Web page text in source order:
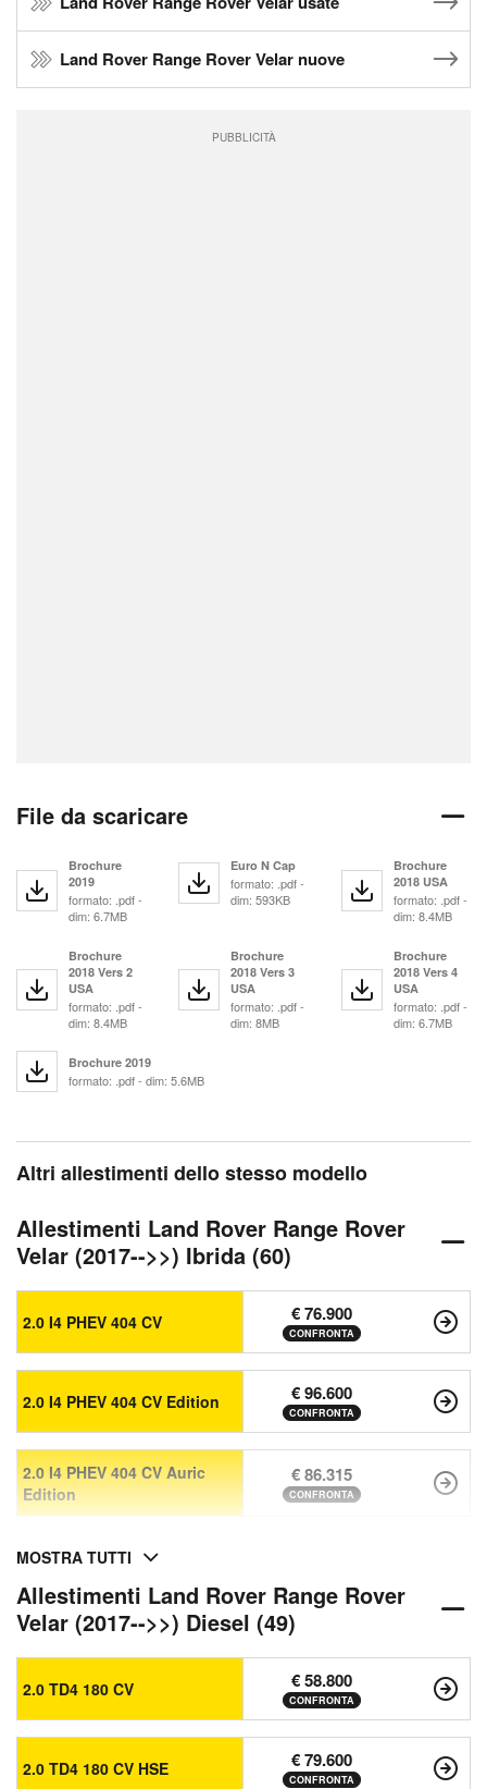
Land Rover Range Rover Velar nuove
PUBBLICITÀ
File da scaricare
Brochure
2019
formato: .pdf -
dim: 6.7MB
Euro N Cap
formato: .pdf -
dim: 593KB
Brochure
2018 USA
formato: .pdf -
dim: 8.4MB
Brochure
2018 Vers 2
USA
formato: .pdf -
dim: 8.4MB
Brochure
2018 Vers 3
USA
formato: .pdf -
dim: 8MB
Brochure
2018 Vers 4
USA
formato: .pdf -
dim: 6.7MB
Brochure 2019
formato: .pdf - dim: 5.6MB
Altri allestimenti dello stesso modello
Allestimenti Land Rover Range Rover
Velar (2017-->>) Ibrida (60)
2.0 I4 PHEV 404 CV € 76.900
CONFRONTA
2.0 I4 PHEV 404 CV Edition € 96.600
CONFRONTA
2.0 I4 PHEV 404 CV Auric
Edition
€ 86.315
CONFRONTA
MOSTRA TUTTI
Allestimenti Land Rover Range Rover
Velar (2017-->>) Diesel (49)
2.0 TD4 180 CV € 58.800
CONFRONTA
2.0 TD4 180 CV HSE € 79.600
CONFRONTA